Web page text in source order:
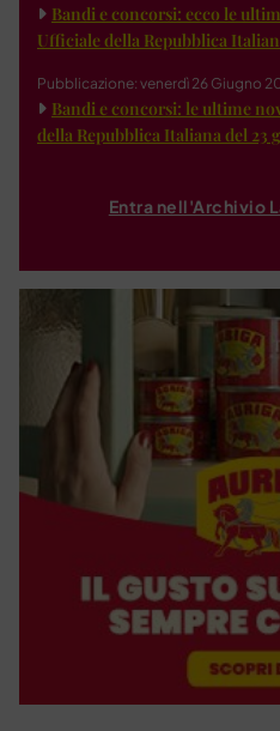
Bandi e concorsi: ecco le
Ufficiale della Repubblica
Pubblicazione: venerdì 26 Giugno
Bandi e concorsi: le ultime
della Repubblica Italiana del 23
Entra nell'Archivio